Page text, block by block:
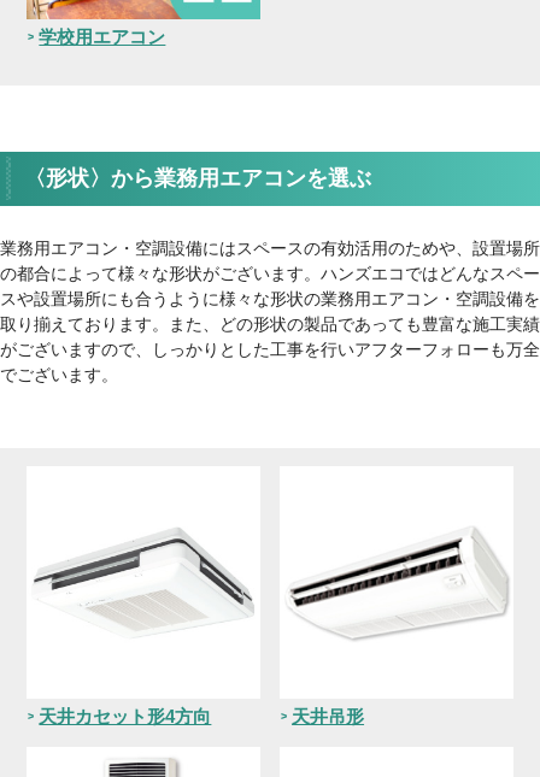
学校用エアコン
〈形状〉から業務用エアコンを選ぶ
業務用エアコン・空調設備にはスペースの有効活用のためや、設置場所
の都合によって様々な形状がございます。ハンズエコではどんなスペー
スや設置場所にも合うように様々な形状の業務用エアコン・空調設備を
取り揃えております。また、どの形状の製品であっても豊富な施工実績
がございますので、しっかりとした工事を行いアフターフォローも万全
でございます。
天井カセット形4方向 天井吊形